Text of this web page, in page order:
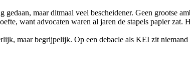
maar ditmaal veel bescheidener. Geen grootse
want advocaten waren al jaren de stapels papier
maar begrijpelijk. Op een debacle als KEI zit